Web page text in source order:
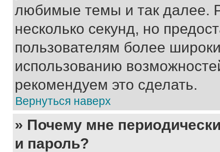
любимые темы и так далее.
несколько секунд, но
пользователям более
использованию
рекомендуем это сделать.
Вернуться наверх
» Почему мне
и пароль?